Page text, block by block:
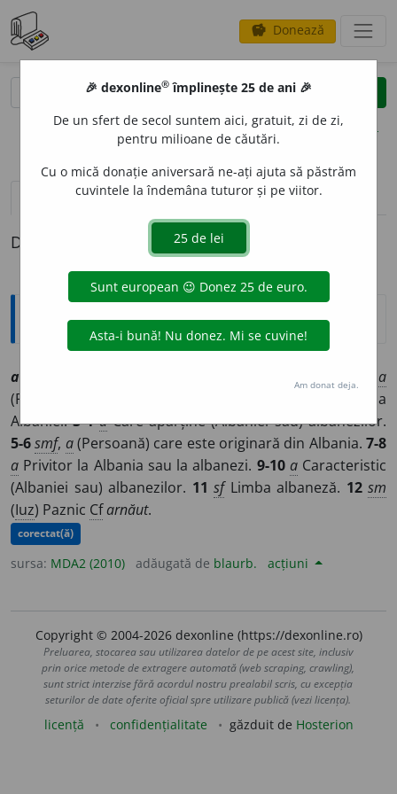
savings Donează
clear
opțiuni
definiții (1) pronunțievolume_up (6)
Definiția cu ID-ul 1008942:
Explicative DEX
alban ,a
(Persoană) care face parte din populația de bază a
Albaniei.3-4 aCare aparține (Albaniei sau) albanezilor.
5-6smf, a(Persoană) care este originară din Albania.7-8
a Privitor la Albania sau la albanezi. 9-10 aCaracteristic
(Albaniei sau) albanezilor. 11 sfLimba albaneză. 12 sm
(Iuz) Paznic Cfarnăut.
corectat(ă)
sursa: MDA2 (2010) adăugată de blaurb. acțiuni
Copyright © 2004-2026 dexonline (https://dexonline.ro)
Preluarea, stocarea sau utilizarea datelor de pe acest site, inclusiv
prin orice metode de extragere automată (web scraping, crawling),
sunt strict interzise fără acordul nostru prealabil scris, cu excepția
seturilor de date oferite oficial spre utilizare publică (vezi licența).
licență confidențialitate găzduit de Hosterion
🎉 dexonline® împlinește 25 de ani 🎉
De un sfert de secol suntem aici, gratuit, zi de zi,
pentru milioane de căutări.
Cu o mică donație aniversară ne-ați ajuta să păstrăm
cuvintele la îndemâna tuturor și pe viitor.
Am donat deja.